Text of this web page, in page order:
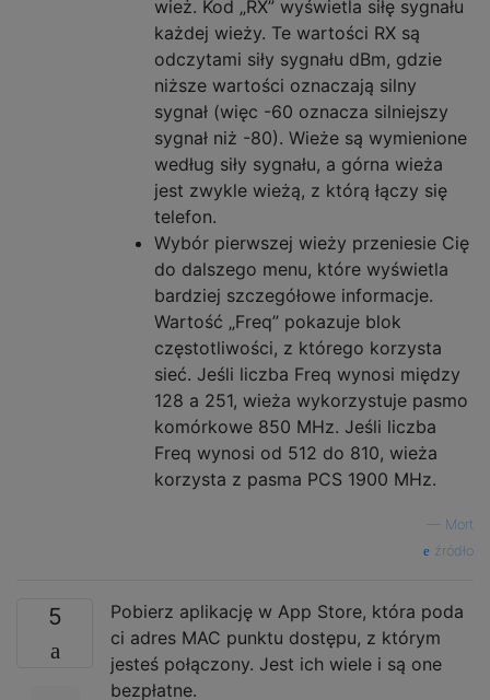
wież. Kod „RX” wyświetla siłę sygnału
każdej wieży. Te wartości RX są
odczytami siły sygnału dBm, gdzie
niższe wartości oznaczają silny
sygnał (więc -60 oznacza silniejszy
sygnał niż -80). Wieże są wymienione
według siły sygnału, a górna wieża
jest zwykle wieżą, z którą łączy się
telefon.
Wybór pierwszej wieży przeniesie Cię
do dalszego menu, które wyświetla
bardziej szczegółowe informacje.
Wartość „Freq” pokazuje blok
częstotliwości, z którego korzysta
sieć. Jeśli liczba Freq wynosi między
128 a 251, wieża wykorzystuje pasmo
komórkowe 850 MHz. Jeśli liczba
Freq wynosi od 512 do 810, wieża
korzysta z pasma PCS 1900 MHz.
Mort
źródło
5
Pobierz aplikację w App Store, która poda
ci adres MAC punktu dostępu, z którym
jesteś połączony. Jest ich wiele i są one
bezpłatne.